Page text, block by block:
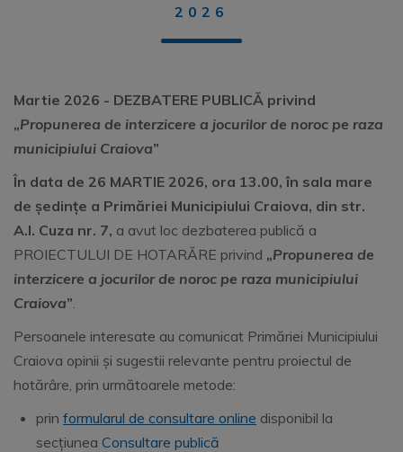
2026
Martie 2026 - DEZBATERE PUBLICĂ privind
„Propunerea de interzicere a jocurilor de noroc pe raza
municipiului Craiova”
În data de 26 MARTIE 2026, ora 13.00, în sala mare
de ședințe a Primăriei Municipiului Craiova, din str.
A.I. Cuza nr. 7, a avut loc dezbaterea publică a
PROIECTULUI DE HOTARĂRE privind „Propunerea de
interzicere a jocurilor de noroc pe raza municipiului
Craiova”.
Persoanele interesate au comunicat Primăriei Municipiului
Craiova opinii și sugestii relevante pentru proiectul de
hotărâre, prin următoarele metode:
prin formularul de consultare online disponibil la
secțiunea Consultare publică